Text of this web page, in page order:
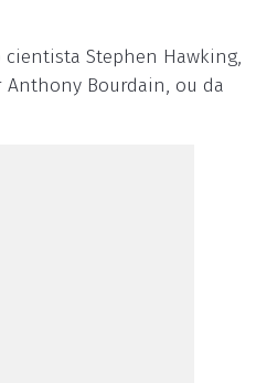
Stephen Hawking,
Bourdain, ou da